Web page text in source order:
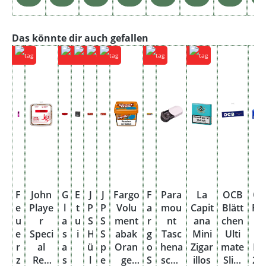
Produktgalerie überspringen
Das könnte dir auch gefallen
F
e
u
e
r
z
John
Playe
r
Speci
al
Red
G
l
a
s
a
s
E
t
u
i
J
P
S
H
ü
l
J
P
S
S
p
e
Fargo
Volu
ment
abak
Oran
ge
F
a
r
g
o
S
Para
mou
nt
Tasc
hena
sche
La
Capit
ana
Mini
Zigar
illos
OCB
Blätt
chen
Ulti
mate
Slim